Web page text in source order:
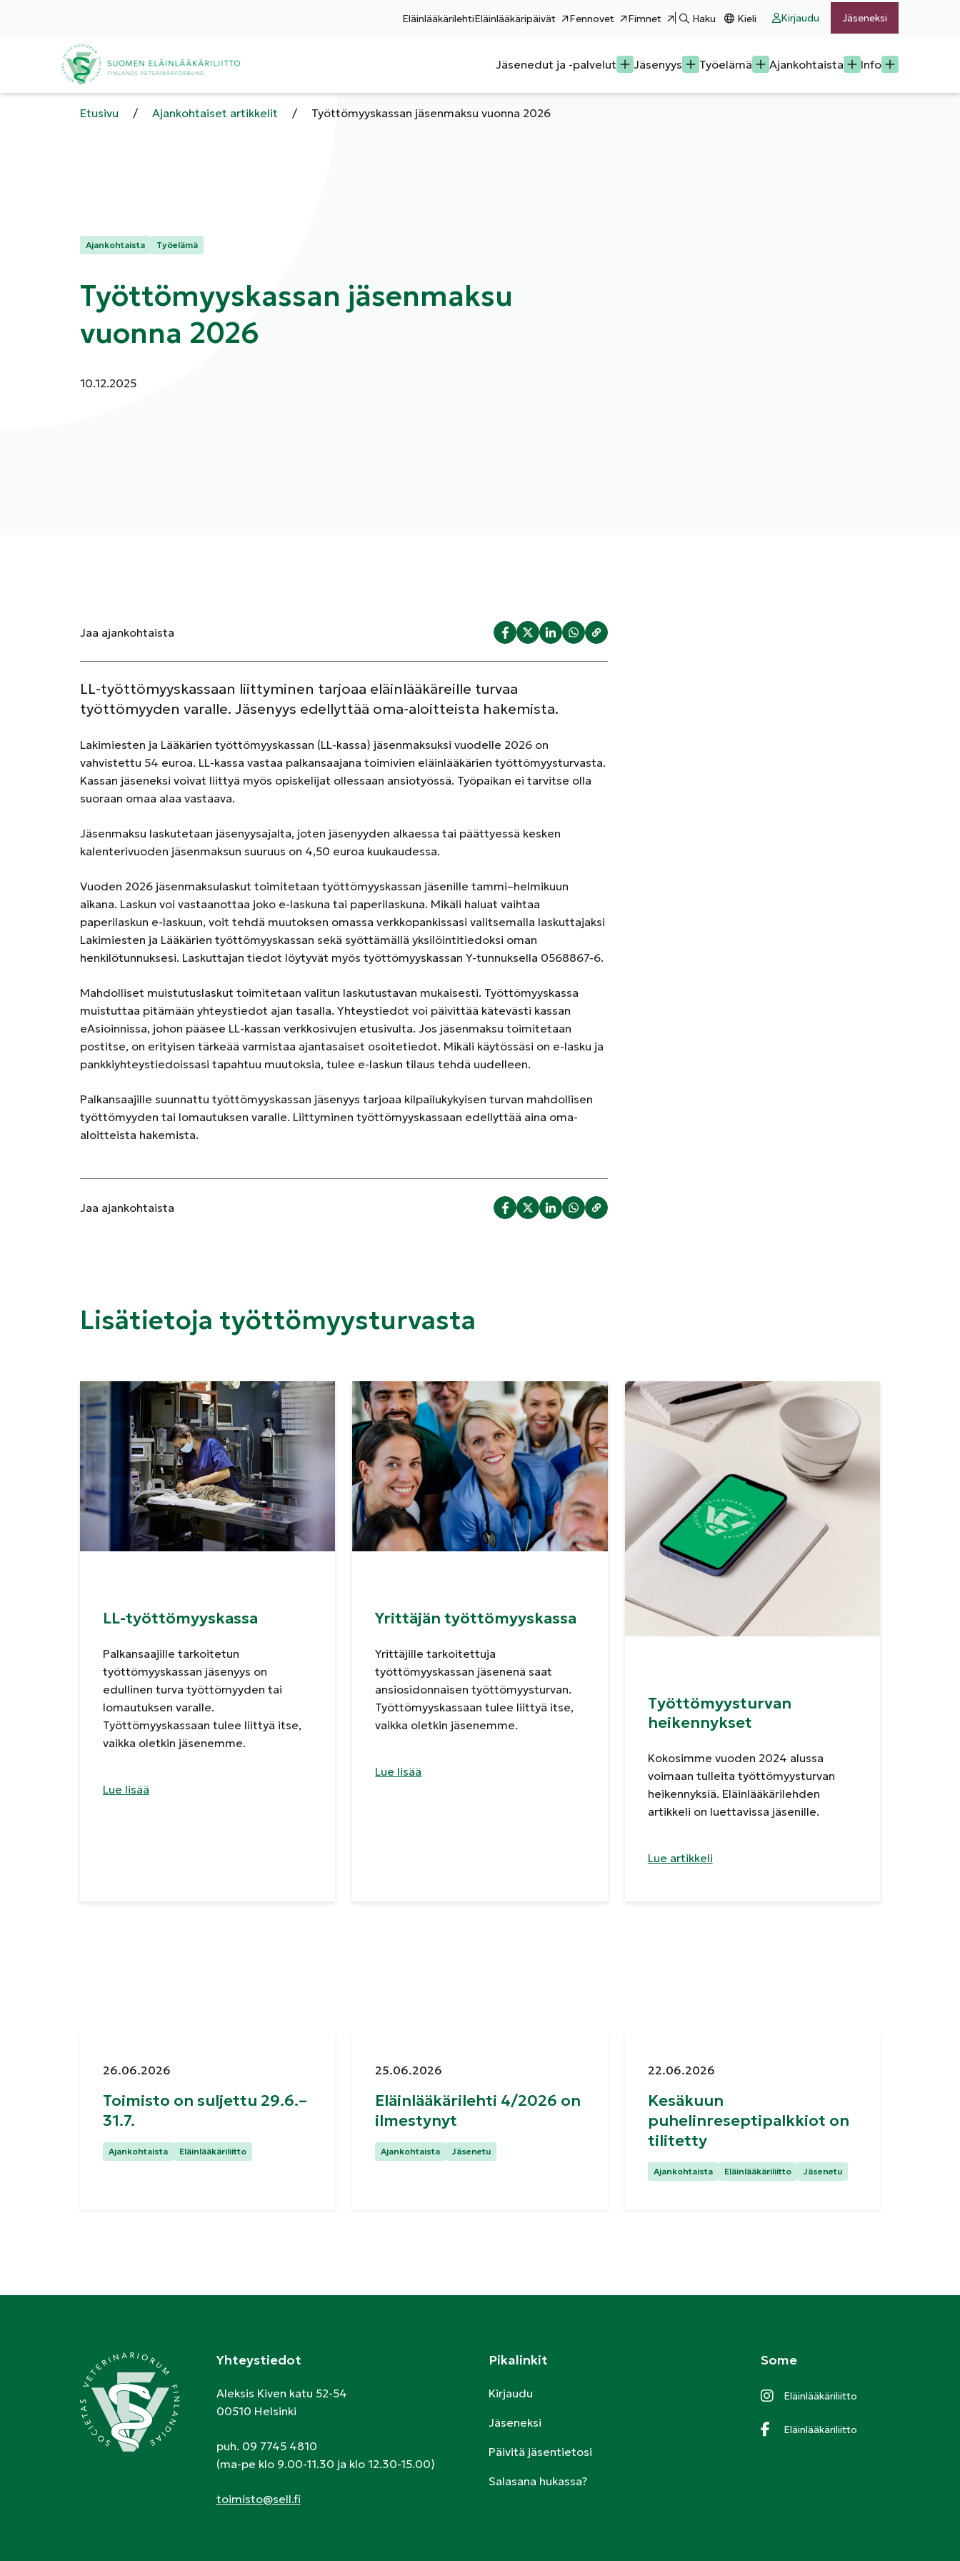
EläinlääkärilehtiEläinlääkäripäivät Fennovet Fimnet Haku Kieli Kirjaudu Jäseneksi
Jäsenedut ja -palvelut Jäsenyys Työelämä Ajankohtaista Info
Etusivu / Ajankohtaiset artikkelit / Työttömyyskassan jäsenmaksu vuonna 2026
Kategoriat:
Ajankohtaista Työelämä
Työttömyyskassan jäsenmaksu
vuonna 2026
Julkaistu:
10.12.2025
Jaa ajankohtaista
LL-työttömyyskassaan liittyminen tarjoaa eläinlääkäreille turvaa
työttömyyden varalle. Jäsenyys edellyttää oma-aloitteista hakemista.
Lakimiesten ja Lääkärien työttömyyskassan (LL-kassa) jäsenmaksuksi vuodelle 2026 on
vahvistettu 54 euroa. LL-kassa vastaa palkansaajana toimivien eläinlääkärien työttömyysturvasta.
Kassan jäseneksi voivat liittyä myös opiskelijat ollessaan ansiotyössä. Työpaikan ei tarvitse olla
suoraan omaa alaa vastaava.
Jäsenmaksu laskutetaan jäsenyysajalta, joten jäsenyyden alkaessa tai päättyessä kesken
kalenterivuoden jäsenmaksun suuruus on 4,50 euroa kuukaudessa.
Vuoden 2026 jäsenmaksulaskut toimitetaan työttömyyskassan jäsenille tammi–helmikuun
aikana. Laskun voi vastaanottaa joko e-laskuna tai paperilaskuna. Mikäli haluat vaihtaa
paperilaskun e-laskuun, voit tehdä muutoksen omassa verkkopankissasi valitsemalla laskuttajaksi
Lakimiesten ja Lääkärien työttömyyskassan sekä syöttämällä yksilöintitiedoksi oman
henkilötunnuksesi. Laskuttajan tiedot löytyvät myös työttömyyskassan Y-tunnuksella 0568867-6.
Mahdolliset muistutuslaskut toimitetaan valitun laskutustavan mukaisesti. Työttömyyskassa
muistuttaa pitämään yhteystiedot ajan tasalla. Yhteystiedot voi päivittää kätevästi kassan
eAsioinnissa, johon pääsee LL-kassan verkkosivujen etusivulta. Jos jäsenmaksu toimitetaan
postitse, on erityisen tärkeää varmistaa ajantasaiset osoitetiedot. Mikäli käytössäsi on e-lasku ja
pankkiyhteystiedoissasi tapahtuu muutoksia, tulee e-laskun tilaus tehdä uudelleen.
Palkansaajille suunnattu työttömyyskassan jäsenyys tarjoaa kilpailukykyisen turvan mahdollisen
työttömyyden tai lomautuksen varalle. Liittyminen työttömyyskassaan edellyttää aina oma-
aloitteista hakemista.
Jaa ajankohtaista
Lisätietoja työttömyysturvasta
LL-työttömyyskassa
Palkansaajille tarkoitetun
työttömyyskassan jäsenyys on
edullinen turva työttömyyden tai
lomautuksen varalle.
Työttömyyskassaan tulee liittyä itse,
vaikka oletkin jäsenemme.
Lue lisää
Yrittäjän työttömyyskassa
Yrittäjille tarkoitettuja
työttömyyskassan jäsenenä saat
ansiosidonnaisen työttömyysturvan.
Työttömyyskassaan tulee liittyä itse,
vaikka oletkin jäsenemme.
Lue lisää
Työttömyysturvan
heikennykset
Kokosimme vuoden 2024 alussa
voimaan tulleita työttömyysturvan
heikennyksiä. Eläinlääkärilehden
artikkeli on luettavissa jäsenille.
Lue artikkeli
Julkaistu:
26.06.2026
Toimisto on suljettu 29.6.–
31.7.
Kategoriat:
Ajankohtaista Eläinlääkäriliitto
Julkaistu:
25.06.2026
Eläinlääkärilehti 4/2026 on
ilmestynyt
Kategoriat:
Ajankohtaista Jäsenetu
Julkaistu:
22.06.2026
Kesäkuun
puhelinreseptipalkkiot on
tilitetty
Kategoriat:
Ajankohtaista Eläinlääkäriliitto Jäsenetu
Yhteystiedot
Aleksis Kiven katu 52-54
00510 Helsinki
puh. 09 7745 4810
(ma-pe klo 9.00-11.30 ja klo 12.30-15.00)
toimisto@sell.fi
Pikalinkit
Kirjaudu
Jäseneksi
Päivitä jäsentietosi
Salasana hukassa?
Some
Eläinlääkäriliitto
Eläinlääkäriliitto